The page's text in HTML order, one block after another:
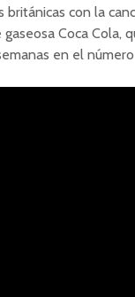
británicas con la
Coca Cola,
en el número